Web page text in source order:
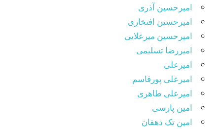
امیرحسین آذری
امیرحسین افتخاری
امیرحسین میرعلایی
امیررضا تسلیمی
امیرعلی
امیرعلی پورقاسم
امیرعلی طاهری
امین پارسی
امین تک دهقان